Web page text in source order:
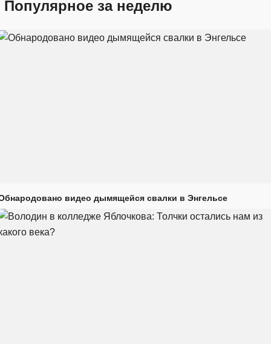
Популярное за неделю
видео дымящейся свалки в Энгельсе